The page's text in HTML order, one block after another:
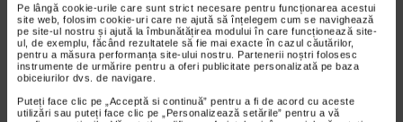
Pe lângă cookie-urile care sunt strict necesare pentru funcționarea acestui
site web, folosim cookie-uri care ne ajută să înțelegem cum se navighează
pe site-ul nostru și ajută la îmbunătățirea modului în care funcționează site-
ul, de exemplu, făcând rezultatele să fie mai exacte în cazul căutărilor,
pentru a măsura performanța site-ului nostru. Partenerii noștri folosesc
instrumente de urmărire pentru a oferi publicitate personalizată pe baza
obiceiurilor dvs. de navigare.
Puteți face clic pe „Acceptă si continuă” pentru a fi de acord cu aceste
utilizări sau puteți face clic pe „Personalizează setările” pentru a vă
infectia este la suprafata pielii, s-ar putea sa observati ca
pielea este calda si rosie in jurul abcesului. In plus, zona
poate fi dureroasa si umflata.
Abcesele interne de obicei nu provoaca multe simptome
vizibile. Cu toate acestea, pot aparea unele semne si